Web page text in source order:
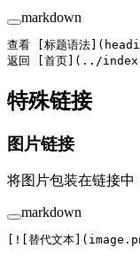
markdown
查看 [ 标题语法 ](
返回 [ 首页 ]( ../
特殊链接
图片链接
将图片包装在链接中
markdown
![替代文本